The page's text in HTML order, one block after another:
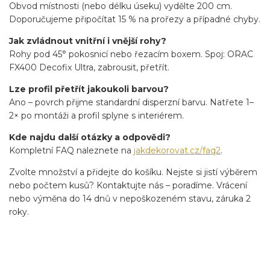
Obvod místnosti (nebo délku úseku) vydělte 200 cm.
Doporučujeme připočítat 15 % na prořezy a případné chyby.
Jak zvládnout vnitřní i vnější rohy?
Rohy pod 45° pokosnicí nebo řezacím boxem. Spoj: ORAC
FX400 Decofix Ultra, zabrousit, přetřít.
Lze profil přetřít jakoukoli barvou?
Ano – povrch přijme standardní disperzní barvu. Natřete 1–
2× po montáži a profil splyne s interiérem.
Kde najdu další otázky a odpovědi?
Kompletní FAQ naleznete na jakdekorovat.cz/faq2.
Zvolte množství a přidejte do košíku. Nejste si jistí výběrem
nebo počtem kusů? Kontaktujte nás – poradíme. Vrácení
nebo výměna do 14 dnů v nepoškozeném stavu, záruka 2
roky.